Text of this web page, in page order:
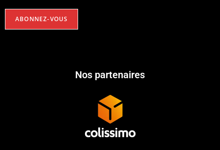
Nos partenaires